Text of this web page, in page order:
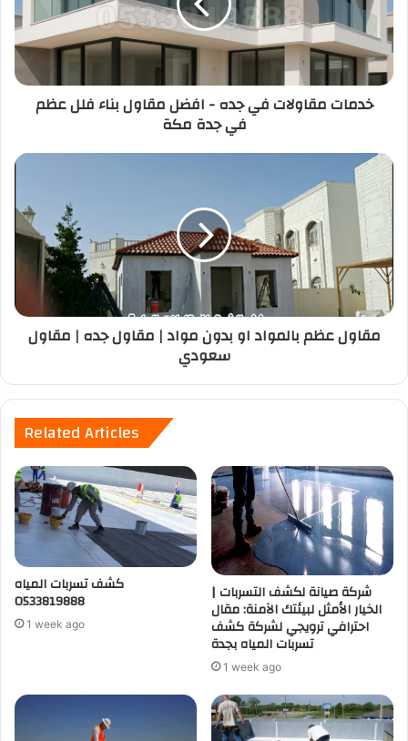
خدمات مقاولات في جده - افضل مقاول بناء فلل عظم
في جدة مكة
مقاول عظم بالمواد او بدون مواد | مقاول جده | مقاول
سعودي
Related Articles
كشف تسربات المياه
0533819888
1 week ago
شركة صيانة لكشف التسربات |
الخيار الأمثل لبيئتك الآمنة: مقال
احترافي ترويجي لشركة كشف
تسربات المياه بجدة
1 week ago